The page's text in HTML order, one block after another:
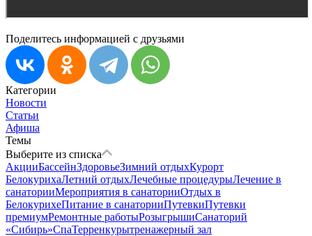
Поделитесь информацией с друзьями
Категории
Новости
Статьи
Афиша
Темы
Выберите из списка
АкцииБассейнЗдоровьеЗимний отдыхКурорт
БелокурихаЛетний отдыхЛечебные процедурыЛечение в
санаторииМероприятия в санаторииОтдых в
БелокурихеПитание в санаторииПутевкиПутевки
премиумРемонтные работыРозыгрышиСанаторий
«Сибирь»СпаТерренкурытренажерный зал